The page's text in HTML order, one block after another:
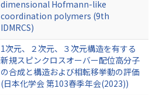
dimensional Hofmann-like
coordination polymers (9th
IDMRCS)
1次元、２次元、３次元構造を有する
新規スピンクロスオーバー配位高分子
の合成と構造および相転移挙動の評価
(日本化学会 第103春季年会(2023))